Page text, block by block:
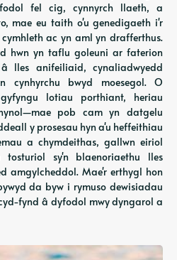
fel cig, cynnyrch llaeth, a
mae eu taith o'u genedigaeth i'r
ac yn aml yn drafferthus.
hwn yn taflu goleuni ar faterion
lles anifeiliaid, cynaliadwyedd
cynhyrchu bwyd moesegol. O
lotiau porthiant, heriau
pob cam yn datgelu
y prosesau hyn a'u heffeithiau
a chymdeithas, gallwn eiriol
tosturiol sy'n blaenoriaethu lles
amgylcheddol. Mae'r erthygl hon
da byw i rymuso dewisiadau
fynd â dyfodol mwy dyngarol a